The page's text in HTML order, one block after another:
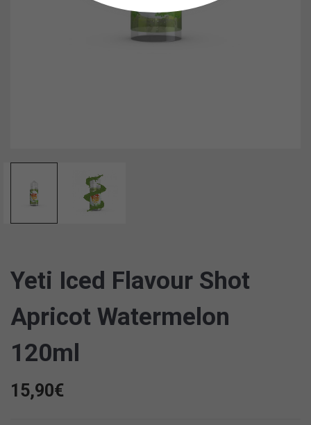
Yeti Iced Flavour Shot
Apricot Watermelon
120ml
15,90€